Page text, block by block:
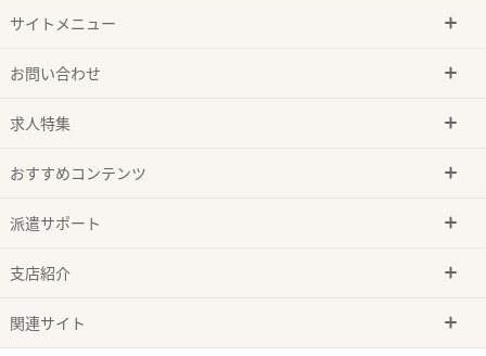
サイトメニュー
お問い合わせ
求人特集
おすすめコンテンツ
派遣サポート
支店紹介
関連サイト